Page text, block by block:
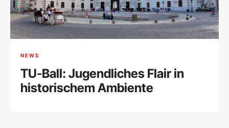
NEWS
TU-Ball: Jugendliches Flair in
historischem Ambiente